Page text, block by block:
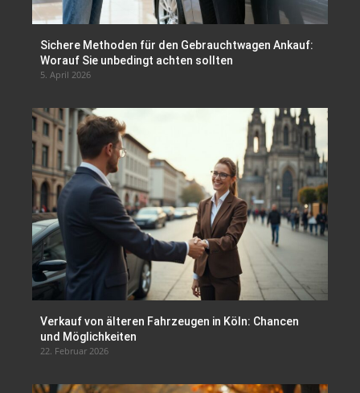
Sichere Methoden für den Gebrauchtwagen Ankauf:
Worauf Sie unbedingt achten sollten
5. April 2026
Verkauf von älteren Fahrzeugen in Köln: Chancen
und Möglichkeiten
22. Februar 2026